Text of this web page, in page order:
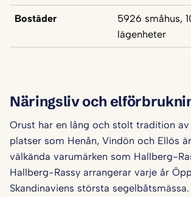
Bostäder
5926 småhus,
lägenheter
Näringsliv och
Orust har en lång och stolt tradition
platser som Henån, Vindön och Ellös
välkända varumärken som Hallberg-
Hallberg-Rassy arrangerar varje år
Skandinaviens största